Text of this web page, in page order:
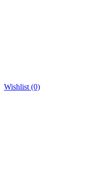
Wishlist (0)